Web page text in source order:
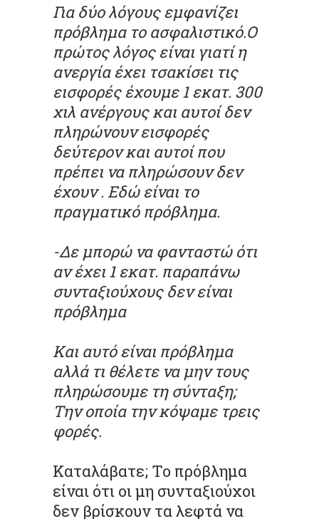
Για δύο λόγους εμφανίζει
πρόβλημα το ασφαλιστικό.Ο
πρώτος λόγος είναι γιατί η
ανεργία έχει τσακίσει τις
εισφορές έχουμε 1 εκατ. 300
χιλ ανέργους και αυτοί δεν
πληρώνουν εισφορές
δεύτερον και αυτοί που
πρέπει να πληρώσουν δεν
έχουν . Εδώ είναι το
πραγματικό πρόβλημα.
-Δε μπορώ να φανταστώ ότι
αν έχει 1 εκατ. παραπάνω
συνταξιούχους δεν είναι
πρόβλημα
Και αυτό είναι πρόβλημα
αλλά τι θέλετε να μην τους
πληρώσουμε τη σύνταξη;
Την οποία την κόψαμε τρεις
φορές.
Καταλάβατε; Το πρόβλημα
είναι ότι οι μη συνταξιούχοι
δεν βρίσκουν τα λεφτά να